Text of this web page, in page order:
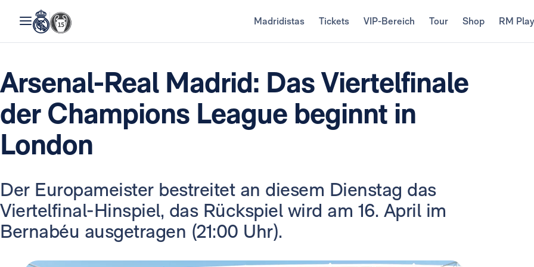
Madridistas Tickets VIP-Bereich Tour Shop RM Play
Arsenal-Real Madrid: Das Viertelfinale
der Champions League beginnt in
London
Der Europameister bestreitet an diesem Dienstag das
Viertelfinal-Hinspiel, das Rückspiel wird am 16. April im
Bernabéu ausgetragen (21:00 Uhr).